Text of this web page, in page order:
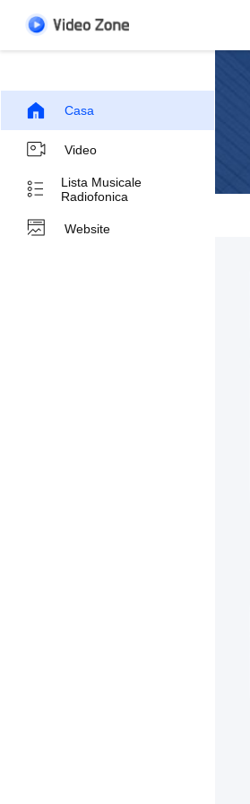
Casa
Video
Lista Musicale
Radiofonica
Website